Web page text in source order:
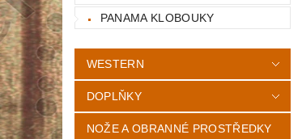
PANAMA KLOBOUKY
WESTERN
DOPLŇKY
NOŽE A OBRANNÉ PROSTŘEDKY